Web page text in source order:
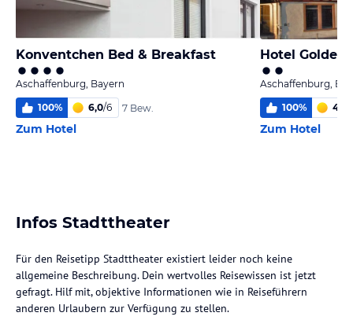
Konventchen Bed & Breakfast
Aschaffenburg, Bayern
100% 6,0/6 7 Bew.
Zum Hotel
Hotel
Aschaffenburg,
100% 4,5
Zum Hotel
Infos Stadttheater
Für den Reisetipp Stadttheater existiert leider noch keine
allgemeine Beschreibung. Dein wertvolles Reisewissen ist jetzt
gefragt. Hilf mit, objektive Informationen wie in Reiseführern
anderen Urlaubern zur Verfügung zu stellen.